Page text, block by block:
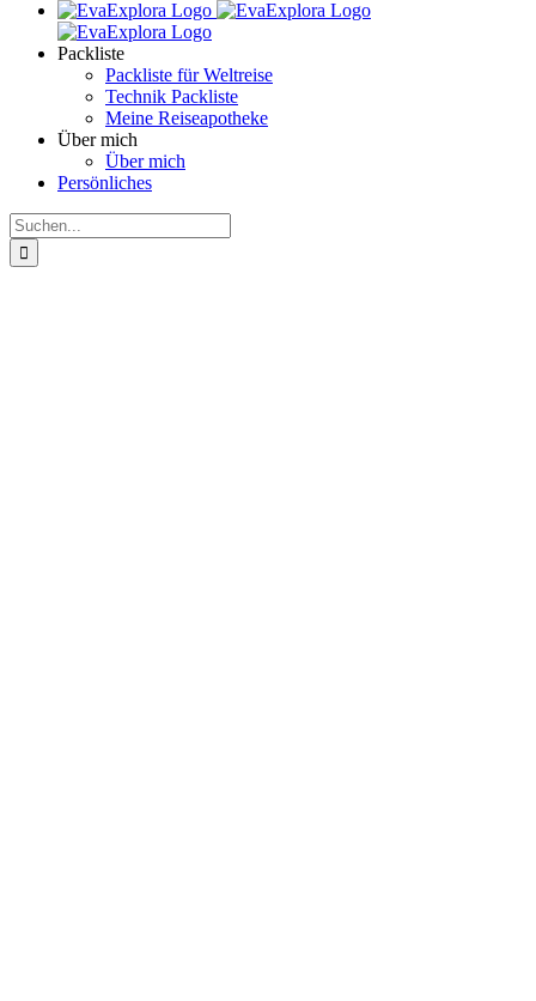
Packliste
Packliste für Weltreise
Technik Packliste
Meine Reiseapotheke
Über mich
Über mich
Persönliches
Suche
nach: